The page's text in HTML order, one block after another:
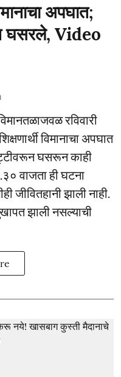
अपघात;
घसरले, Video
रविवारी
विमानाचा अपघात
घसरून काही
वाजता ही घटना
जीवितहानी झाली नाही.
झाली नसल्याची